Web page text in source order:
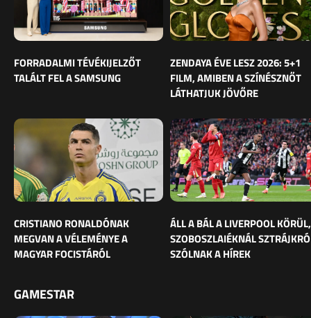
FORRADALMI TÉVÉKIJELZŐT
TALÁLT FEL A SAMSUNG
ZENDAYA ÉVE LESZ 2026: 5+1
FILM, AMIBEN A SZÍNÉSZNŐT
LÁTHATJUK JÖVŐRE
CRISTIANO RONALDÓNAK
MEGVAN A VÉLEMÉNYE A
MAGYAR FOCISTÁRÓL
ÁLL A BÁL A LIVERPOOL KÖRÜL,
SZOBOSZLAIÉKNÁL
SZÓLNAK A HÍREK
GAMESTAR